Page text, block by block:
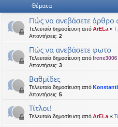
Θέματα
Πώς να ανεβάσετε άρθρο
Τελευταία δημοσίευση από ArELa «
Απαντήσεις: 2
Πώς να ανεβάσετε φωτο
Τελευταία δημοσίευση από Irene3006
Απαντήσεις: 3
Βαθμίδες
Τελευταία δημοσίευση από
Απαντήσεις: 5
Τίτλοι!
Τελευταία δημοσίευση από ArELa «